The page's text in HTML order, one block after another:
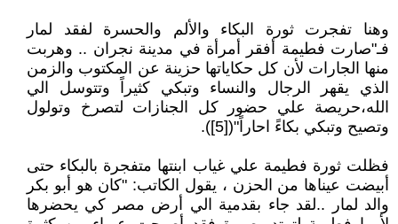
وهنا تفجرت ثورة البكاء والألم والحسرة لفقد لمار
فـ"صارت فطيمة أفقر أمرأة في مدينة نجران .. وهربت
منها الجارات لأن كل حكاياتها حزينة عن المكتوب والزمن
الذي يقهر الرجال والنساء وتبكي كثيراً وتتوسل الي
الله،حريصة علي حضور كل الجنازات لتصرخ وتولول
وتصيح وتبكي بكاءً احاراً"([5]).
فظلت ثورة فطيمة علي غياب ابنتها متفجرة بالبكاء حتى
أبيضت عيناها من الحزن ، يقول الكاتب: "كان هو أبو بكر
والد لمار ..لقد جاء بقدمية الي أرض مصر كي يحضرها